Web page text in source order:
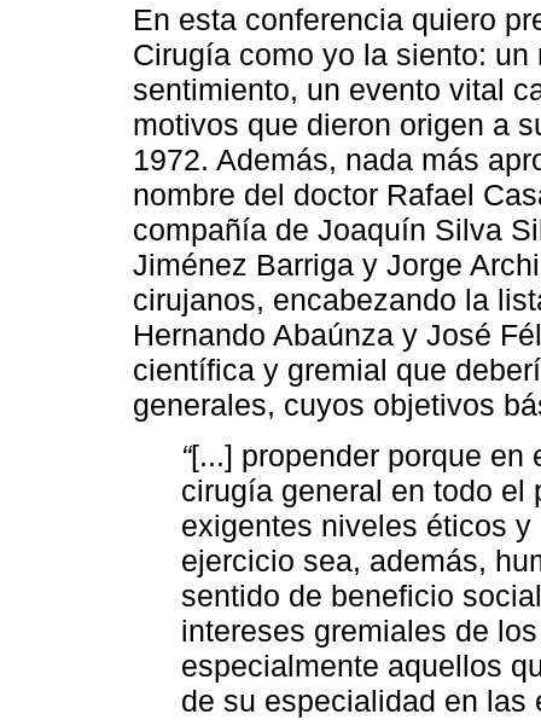
En esta conferencia quiero
Cirugía como yo la siento:
sentimiento, un evento vital
motivos que dieron origen a
1972. Además, nada más
nombre del doctor Rafael
compañía de Joaquín Silva
Jiménez Barriga y Jorge
cirujanos, encabezando la
Hernando Abaúnza y José
científica y gremial que
generales, cuyos objetivos
“[...] propender porque
cirugía general en todo el
exigentes niveles éticos
ejercicio sea, además,
sentido de beneficio
intereses gremiales de
especialmente aquellos
de su especialidad en las